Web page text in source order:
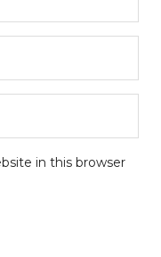
in this browser